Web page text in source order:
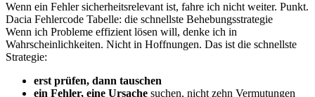
Wenn ein Fehler sicherheitsrelevant ist, fahre ich nicht weiter. Punkt.
Dacia Fehlercode Tabelle: die schnellste Behebungsstrategie
Wenn ich Probleme effizient lösen will, denke ich in
Wahrscheinlichkeiten. Nicht in Hoffnungen. Das ist die schnellste
Strategie:
erst prüfen, dann tauschen
ein Fehler, eine Ursache suchen, nicht zehn Vermutungen